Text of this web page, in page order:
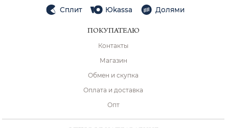
Сплит Юkassa Долями
ПОКУПАТЕЛЮ
Контакты
Магазин
Обмен и скупка
Оплата и доставка
Опт